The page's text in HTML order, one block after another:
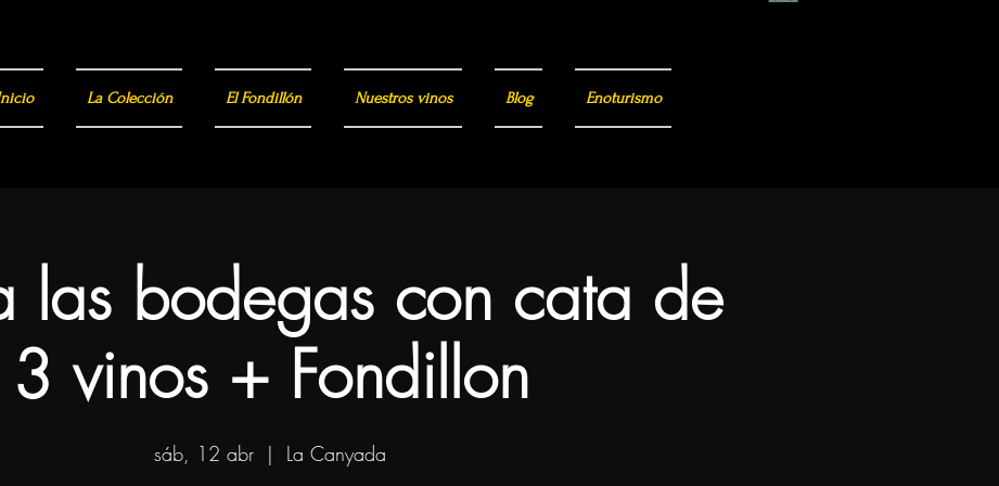
las bodegas con cata de
3 vinos + Fondillon
sáb, 12 abr
  |
La Canyada
La Colección El Fondillón Nuestros vinos Blog Enoturismo